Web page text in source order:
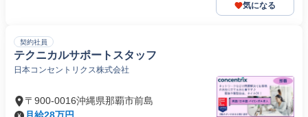
気になる
契約社員
テクニカルサポートスタッフ
日本コンセントリクス株式会社
〒900-0016沖縄県那覇市前島